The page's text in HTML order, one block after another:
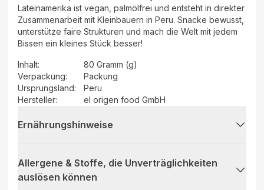
Lateinamerika ist vegan, palmölfrei und entsteht in direkter
Zusammenarbeit mit Kleinbauern in Peru. Snacke bewusst,
unterstütze faire Strukturen und mach die Welt mit jedem
Bissen ein kleines Stück besser!
Inhalt:
80 Gramm (g)
Verpackung:
Packung
Ursprungsland:
Peru
Hersteller: el origen food GmbH
Ernährungshinweise
Allergene & Stoffe, die Unverträglichkeiten
auslösen können